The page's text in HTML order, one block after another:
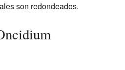
son redondeados.